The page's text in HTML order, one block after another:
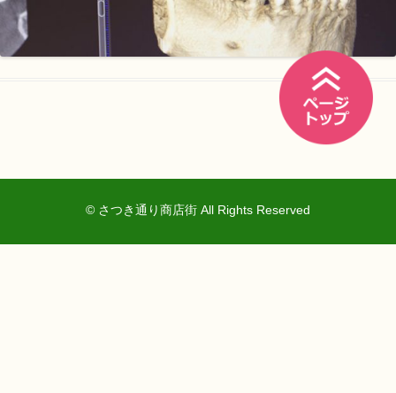
© さつき通り商店街 All Rights Reserved